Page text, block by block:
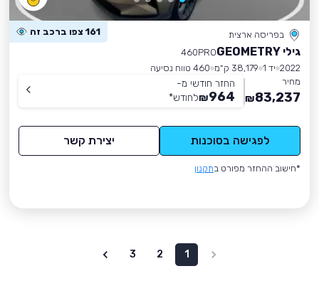
בפריסה ארצית 161 צפו ברכב זה
גילי GEOMETRY
460PRO
2022 יד 1 38,179 ק״מ
460 טווח נסיעה
מחיר
83,237
₪
החזר חודשי מ-
964
₪לחודש*
לפגישה בסוכנות יצירת קשר
*חישוב ההחזר מפורט בתקנון
1
2
3